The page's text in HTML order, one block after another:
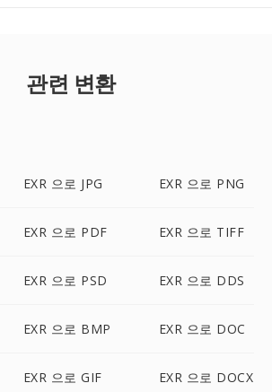
관련 변환
EXR 으로 JPG EXR 으로 PNG
EXR 으로 PDF EXR 으로 TIFF
EXR 으로 PSD EXR 으로 DDS
EXR 으로 BMP EXR 으로 DOC
EXR 으로 GIF EXR 으로 DOCX